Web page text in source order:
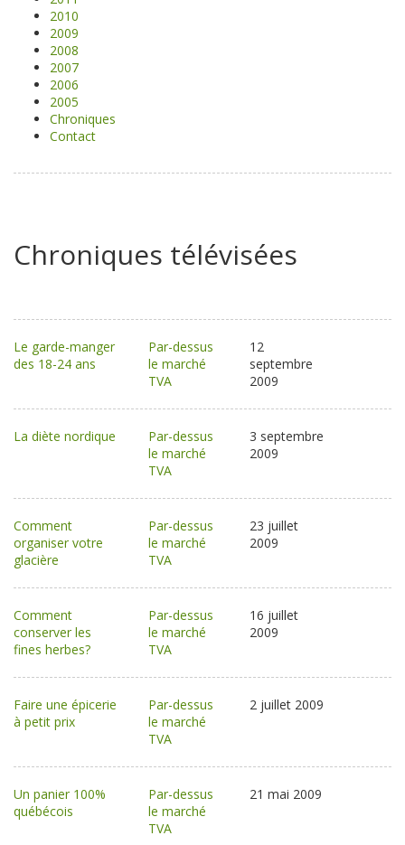
2010
2009
2008
2007
2006
2005
Chroniques
Contact
Chroniques télévisées
Le garde-manger
des 18-24 ans
Par-dessus
le marché
TVA
12
septembre
2009
La diète nordique
Par-dessus
le marché
TVA
3 septembre
2009
Comment
organiser votre
glacière
Par-dessus
le marché
TVA
23 juillet
2009
Comment
conserver les
fines herbes?
Par-dessus
le marché
TVA
16 juillet
2009
Faire une épicerie
à petit prix
Par-dessus
le marché
TVA
2 juillet 2009
Un panier 100%
québécois
Par-dessus
le marché
TVA
21 mai 2009